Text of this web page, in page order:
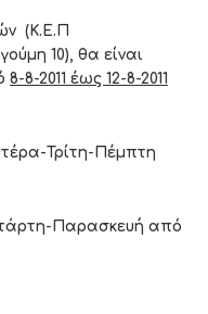
(Κ.Ε.Π
10), θα είναι
8-8-2011 έως 12-8-2011
Τρίτη-Πέμπτη
Παρασκευή από